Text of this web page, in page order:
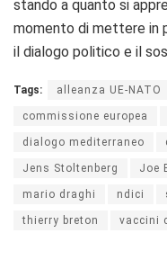
stando a quanto si
momento di mettere in
il dialogo politico e il
Tags: alleanza UE-NATO
commissione europea
dialogo mediterraneo
Jens Stoltenberg Joe
mario draghi ndici
thierry breton vaccini